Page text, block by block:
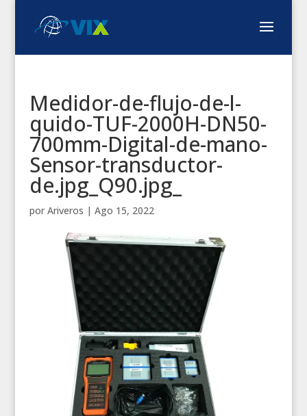
Medidor-de-flujo-de-l-
quido-TUF-2000H-DN50-
700mm-Digital-de-mano-
Sensor-transductor-
de.jpg_Q90.jpg_
por Ariveros | Ago 15, 2022